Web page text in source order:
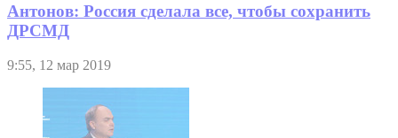
Антонов: Россия сделала все, чтобы сохранить
ДРСМД
9:55, 12 мар 2019